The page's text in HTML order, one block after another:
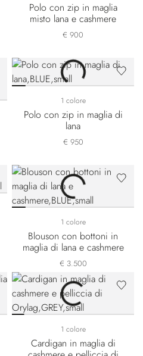
Polo con zip in maglia
misto lana e cashmere
€ 900
1 colore
Polo con zip in maglia di
lana
€ 950
1 colore
Blouson con bottoni in
maglia di lana e cashmere
€ 3.500
1 colore
Cardigan in maglia di